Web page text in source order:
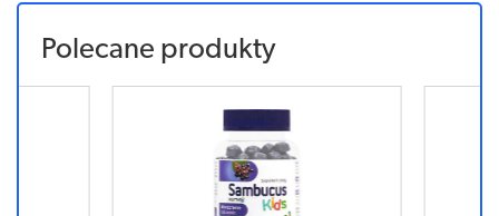
Polecane produkty